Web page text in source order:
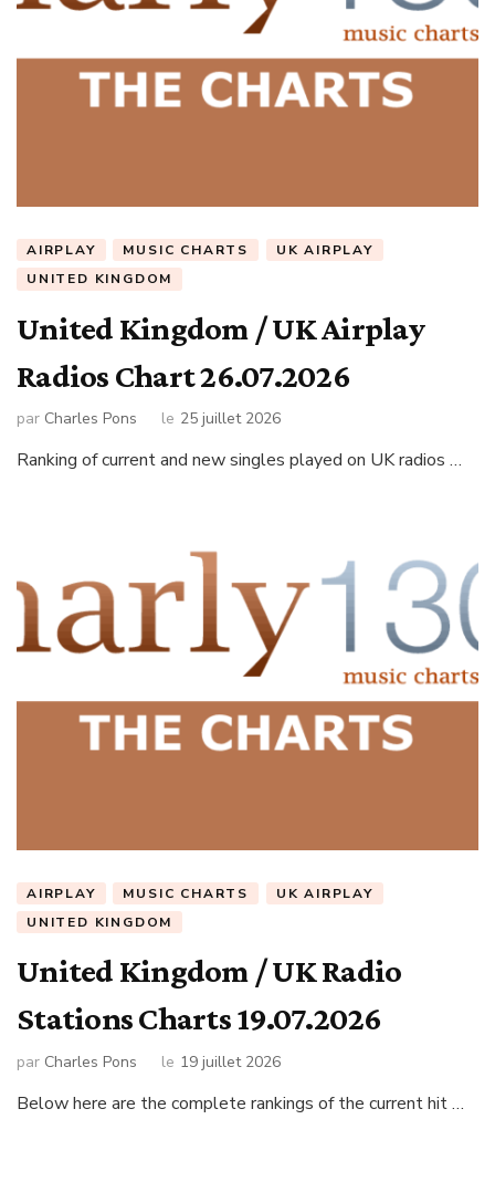
AIRPLAY MUSIC CHARTS
UK AIRPLAY
UNITED KINGDOM
United Kingdom / UK Airplay
Radios Chart 26.07.2026
par Charles Pons le 25 juillet 2026
Ranking of current and new singles played on UK radios …
AIRPLAY MUSIC CHARTS
UK AIRPLAY
UNITED KINGDOM
United Kingdom / UK Radio
Stations Charts 19.07.2026
par Charles Pons le 19 juillet 2026
Below here are the complete rankings of the current hit …